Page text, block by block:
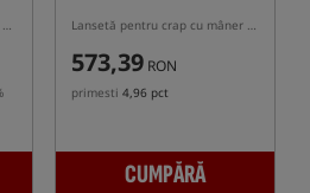
Lansetă de crap cu mâner din plută Lansetă pentru crap cu mâner semi-telescopic
573,39 RON
primesti 4,96 pct
CUMPĂRĂ